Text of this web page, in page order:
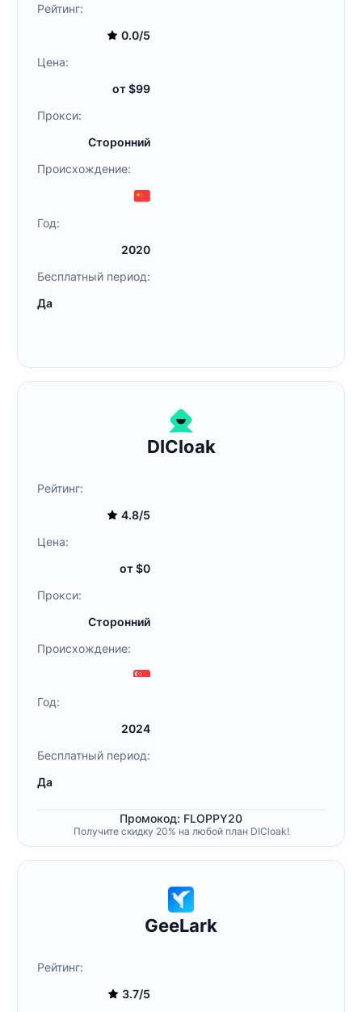
Рейтинг:
0.0/5
Цена:
от $99
Прокси:
Сторонний
Происхождение:
Год:
2020
Бесплатный период:
Да
DICloak
Рейтинг:
4.8/5
Цена:
от $0
Прокси:
Сторонний
Происхождение:
Год:
2024
Бесплатный период:
Да
Промокод: FLOPPY20
Получите скидку 20% на любой план DICloak!
GeeLark
Рейтинг:
3.7/5